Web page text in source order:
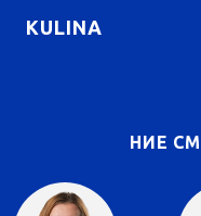
KULINA
НИЕ